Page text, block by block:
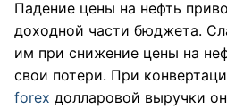
Падение цены на нефть
доходной части бюджета.
им при снижение цены на
свои потери. При
forex долларовой выручки